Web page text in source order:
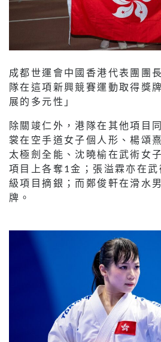
成都世運會中國香港代表團團
隊在這項新興競賽運動取得獎
展的多元性」
除關竣仁外，港隊在其他項目
裳在空手道女子個人形、楊頌
太極劍全能、沈曉榆在武術女
項目上各奪1金；張溢霖亦在
級項目摘銀；而鄭俊軒在滑水
牌。